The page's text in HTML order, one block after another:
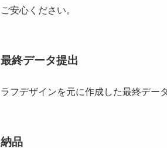
ご安心ください。
最終データ提出
ラフデザインを元に作成した最終デー
納品